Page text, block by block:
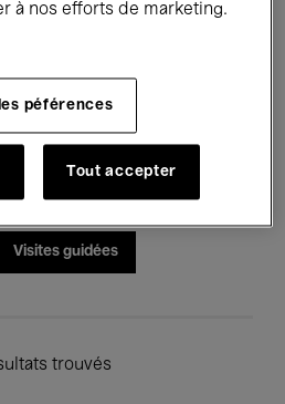
Jazz
Palace
Visites guidées
trouvés
à nos efforts de marketing.
péférences
Tout accepter